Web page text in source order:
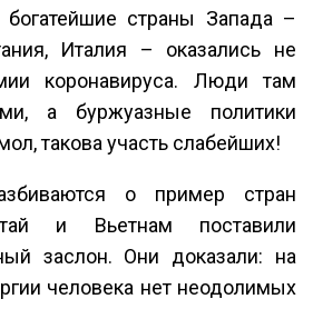
страны Запада –
Италия – оказались не
коронавируса. Люди там
а буржуазные политики
такова участь слабейших!
о пример стран
и Вьетнам поставили
заслон. Они доказали: на
человека нет неодолимых